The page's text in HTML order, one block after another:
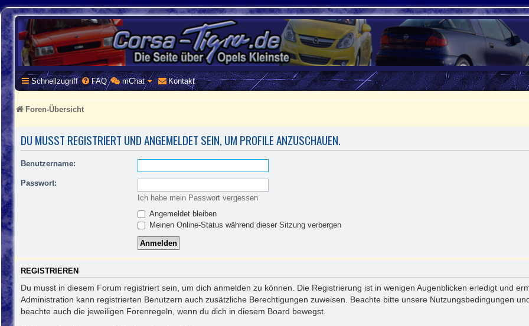
CORSA-TIGRA.DE
Homepage und Forum rund um Opel Corsa und Tigra
Schnellzugriff FAQ mChat Kontakt
Foren-Übersicht
DU MUSST REGISTRIERT UND ANGEMELDET SEIN, UM PROFILE ANZUSCHAUEN.
Benutzername:
Passwort:
Ich habe mein Passwort vergessen
Angemeldet bleiben
Meinen Online-Status während dieser Sitzung verbergen
REGISTRIEREN
Du musst in diesem Forum registriert sein, um dich anmelden zu können. Die Registrierung ist in wenigen Augenblicken erledigt und
Administration kann registrierten Benutzern auch zusätzliche Berechtigungen zuweisen. Beachte bitte unsere Nutzungsbedingungen
beachte auch die jeweiligen Forenregeln, wenn du dich in diesem Board bewegst.